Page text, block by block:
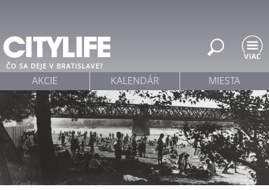
ČO SA DEJE V BRATISLAVE?
AKCIE KALENDÁR MIESTA